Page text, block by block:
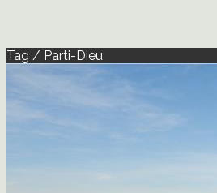
Tag / Parti-Dieu